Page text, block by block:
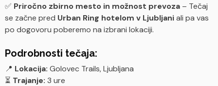
✅ Priročno zbirno mesto in možnost prevoza – Tečaj
se začne pred Urban Ring hotelom v Ljubljaniali pa vas
po dogovoru poberemo na izbrani lokaciji.
Podrobnosti tečaja:
📍 Lokacija: Golovec Trails, Ljubljana
⏳ Trajanje: 3 ure